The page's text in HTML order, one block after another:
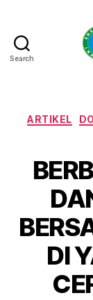
Search
ARTIKEL
DI